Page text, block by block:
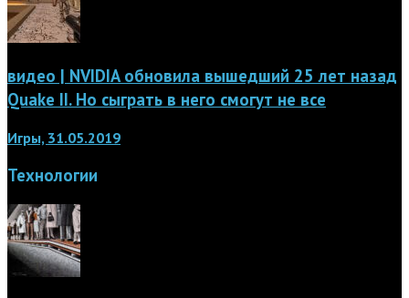
видео | NVIDIA обновила вышедший 25 лет назад
Quake II. Но сыграть в него смогут не все
Игры, 31.05.2019
Технологии